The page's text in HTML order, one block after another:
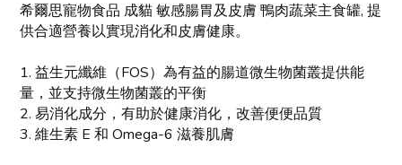
希爾思寵物食品 成貓 敏感腸胃及皮膚 鴨肉蔬菜主食罐, 提
供合適營養以實現消化和皮膚健康。
1. 益生元纖維（FOS）為有益的腸道微生物菌叢提供能
量，並支持微生物菌叢的平衡
2. 易消化成分，有助於健康消化，改善便便品質
3. 維生素 E 和 Omega-6 滋養肌膚